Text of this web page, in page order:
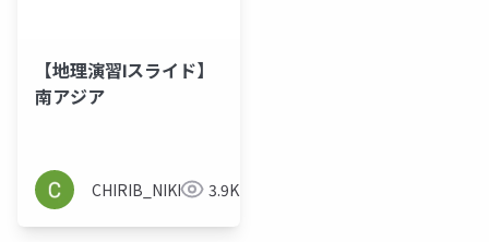
【地理演習Ⅰスライド】
南アジア
CHIRIB_NIKKOMA3.9K